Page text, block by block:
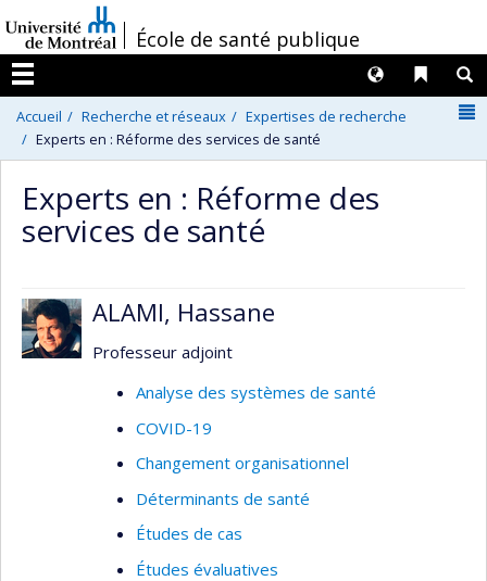
au
contenu
/École de santé publique
Menu
Liens
Langues
Accueil Recherche et réseaux
Expertises de recherche
Experts en : Réforme des services de santé
Experts en : Réforme des
services de santé
ALAMI, Hassane
Professeur adjoint
Analyse des systèmes de santé
COVID-19
Changement organisationnel
Déterminants de santé
Études de cas
Études évaluatives